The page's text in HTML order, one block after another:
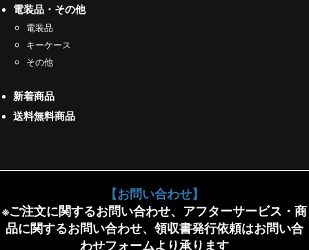
電装品・その他
電装品
キーケース
その他
新着商品
送料無料商品
【お問い合わせ】
※ご注文に関するお問い合わせ、アフターサービス・商
品に関するお問い合わせ、領収書発行依頼はお問い合
わせフォームより承ります